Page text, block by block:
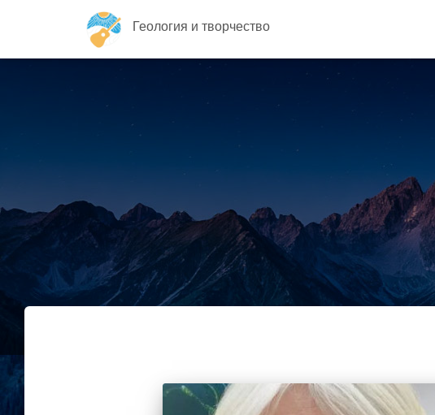
Геология и творчество